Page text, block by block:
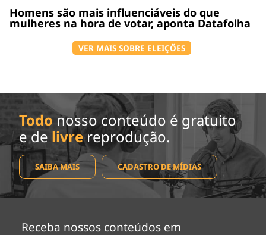
Homens são mais influenciáveis do que
mulheres na hora de votar, aponta Datafolha
VER MAIS SOBRE ELEIÇÕES
Todo nosso conteúdo é gratuito
e de livrereprodução.
SAIBA MAIS CADASTRO DE MÍDIAS
Receba nossos conteúdos em